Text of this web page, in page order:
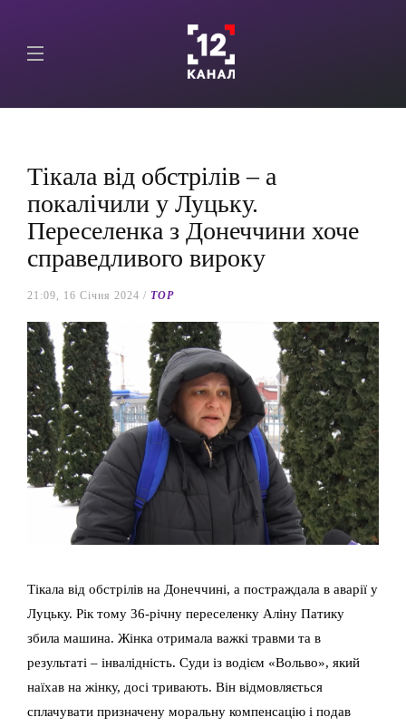
Тікала від обстрілів – а
покалічили у Луцьку.
Переселенка з Донеччини хоче
справедливого вироку
21:09, 16 Січня 2024 / TOP
Тікала від обстрілів на Донеччині, а постраждала в аварії у
Луцьку. Рік тому 36-річну переселенку Аліну Патику
збила машина. Жінка отримала важкі травми та в
результаті – інвалідність. Суди із водієм «Вольво», який
наїхав на жінку, досі тривають. Він відмовляється
сплачувати призначену моральну компенсацію і подав